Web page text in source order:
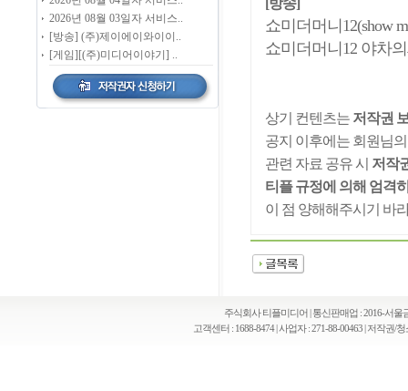
2026년 08월 03일자 서비스..
[방송] (주)제이에이와이이..
[게임][(주)미디어이야기] ..
쇼미더머니12(show
쇼미더머니12 야차의
상기 컨텐츠는 저작권
공지 이후에는 회원님
관련 자료 공유 시 저작
티플 규정에 의해 엄격
이 점 양해해주시기 바
주식회사 티플미디어 | 통신판매업 : 2016-서울
고객센터 : 1688-8474 | 사업자 : 271-88-00463 | 저작권/